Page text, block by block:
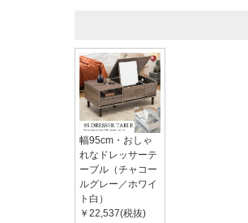
幅95cm・おしゃ
れなドレッサーテ
ーブル（チャコー
ルグレー／ホワイ
ト白）
￥22,537(税抜)